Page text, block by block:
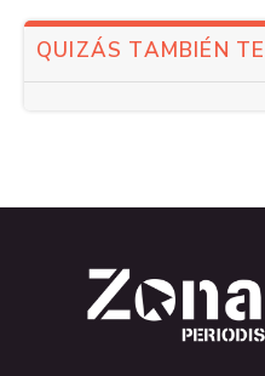
QUIZÁS TAMBIÉN